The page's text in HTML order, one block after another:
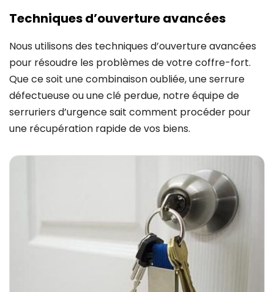
Techniques d’ouverture avancées
Nous utilisons des techniques d’ouverture avancées
pour résoudre les problèmes de votre coffre-fort.
Que ce soit une combinaison oubliée, une serrure
défectueuse ou une clé perdue, notre équipe de
serruriers d’urgence sait comment procéder pour
une récupération rapide de vos biens.